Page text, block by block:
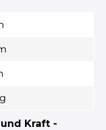
Kraft -